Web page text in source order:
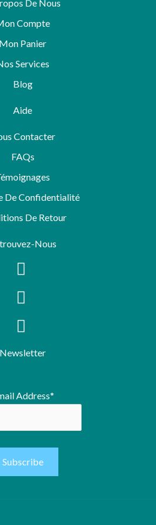
De Nous
Compte
Mon Panier
Services
Blog
Aide
Contacter
FAQs
De Confidentialité
De Retour
Nous
Newsletter
Address*